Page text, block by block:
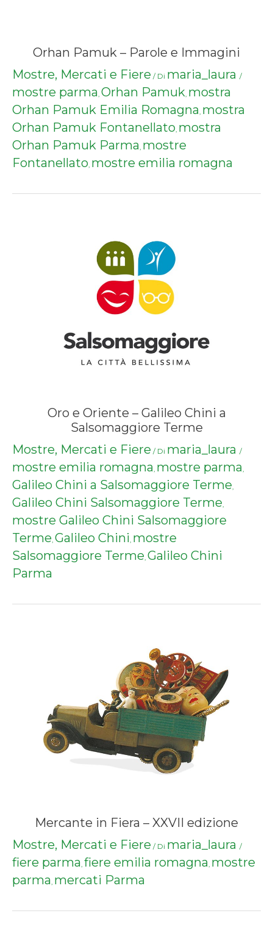
Orhan Pamuk – Parole e Immagini
Mostre, Mercati e Fiere / Di maria_laura /
mostre parma, Orhan Pamuk, mostra
Orhan Pamuk Emilia Romagna, mostra
Orhan Pamuk Fontanellato, mostra
Orhan Pamuk Parma, mostre
Fontanellato, mostre emilia romagna
Oro e Oriente – Galileo Chini a
Salsomaggiore Terme
Mostre, Mercati e Fiere / Di maria_laura /
mostre emilia romagna, mostre parma,
Galileo Chini a Salsomaggiore Terme,
Galileo Chini Salsomaggiore Terme,
mostre Galileo Chini Salsomaggiore
Terme, Galileo Chini, mostre
Salsomaggiore Terme, Galileo Chini
Parma
Mercante in Fiera – XXVII edizione
Mostre, Mercati e Fiere / Di maria_laura /
fiere parma, fiere emilia romagna, mostre
parma, mercati Parma